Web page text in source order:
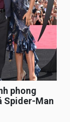
phong
Spider-Man